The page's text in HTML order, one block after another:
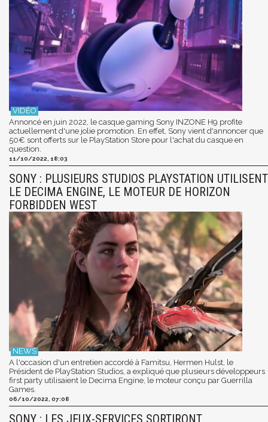
Annoncé en juin 2022, le casque gaming Sony INZONE H9 profite
actuellement d'une jolie promotion. En effet, Sony vient d'annoncer que
50€ sont offerts sur le PlayStation Store pour l'achat du casque en
question.
11/10/2022, 18:03
SONY : PLUSIEURS STUDIOS PLAYSTATION UTILISENT
LE DECIMA ENGINE, LE MOTEUR DE HORIZON
FORBIDDEN WEST
A l'occasion d'un entretien accordé à Famitsu, Hermen Hulst, le
Président de PlayStation Studios, a expliqué que plusieurs développeurs
first party utilisaient le Decima Engine, le moteur conçu par Guerrilla
Games.
06/10/2022, 07:08